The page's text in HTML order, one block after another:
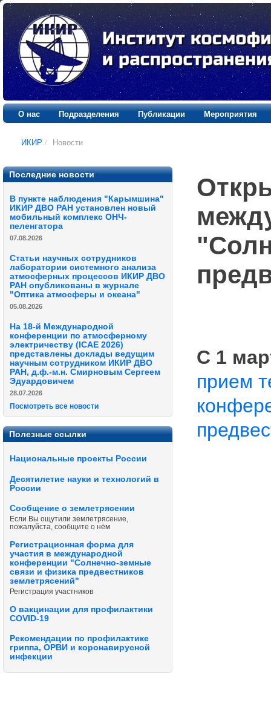
О нас Подразделения Публикации Мероприятия
ИКИР / Новости
Последние новости
В пункте наблюдения "Карымшина"
ИКИР ДВО РАН установлен новый
мобильный комплекс ОНЧ-
пеленгатора
07.08.2026
Статьи научных сотрудников
лаборатории системного анализа
атмосферных процессов ИКИР ДВО
РАН опубликованы в журнале
"Оптика атмосферы и океана"
05.08.2026
На 18-й Международной
конференции по атмосферному
электричеству (ICAE 2026)
представлены доклады ведущим
научным сотрудником ИКИР ДВО
РАН, д.ф.-м.н. Смирновым Сергеем
Эдуардовичем
28.07.2026
Посмотреть все новости
Полезные ссылки
Национальные проекты России
Десятилетие науки и технологий в
России
Сообщение о землетрясении
Если Вы ощутили землетрясение,
пожалуйста, сообщите о нём
Регистрационная форма для
участия в международной
конференции "Солнечно-земные
связи и физика предвестников
землетрясений"
Регистрация участников
О вакцинации для профилактики
COVID-19
Рекомендации по профилактике
гриппа, ОРВИ и коронавирусной
инфекции
С 1
прием